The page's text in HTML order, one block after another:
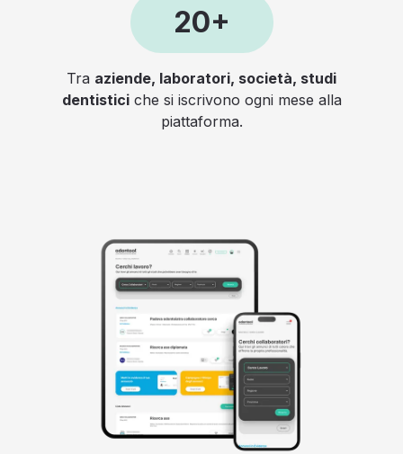
20+
Tra aziende, laboratori, società, studi
dentisticiche si iscrivono ogni mese alla
piattaforma.